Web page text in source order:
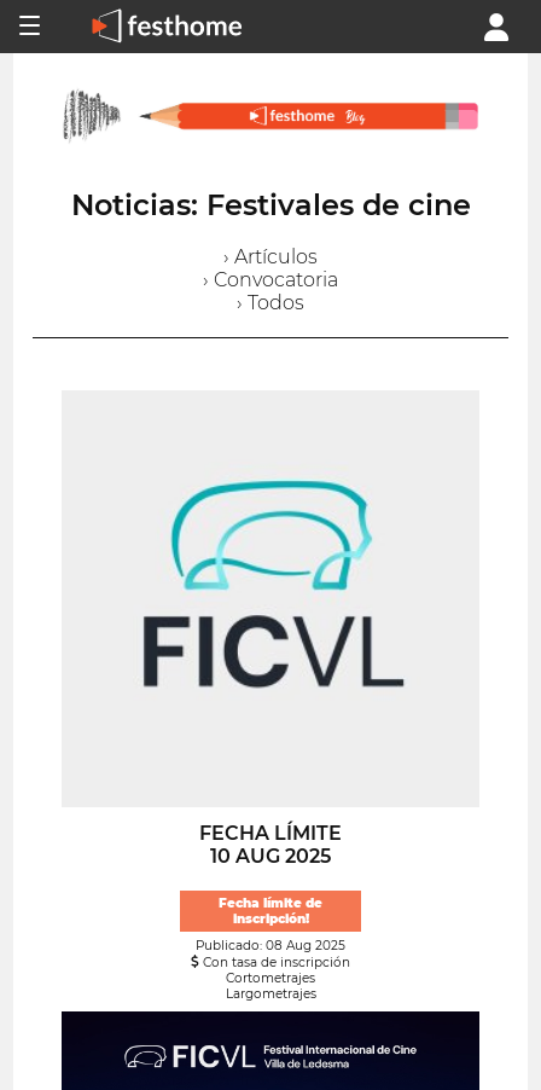
Noticias: Festivales de cine
› Artículos
› Convocatoria
› Todos
FECHA LÍMITE
10 AUG 2025
Fecha límite de
inscripción!
Publicado: 08 Aug 2025
Con tasa de inscripción
Cortometrajes
Largometrajes